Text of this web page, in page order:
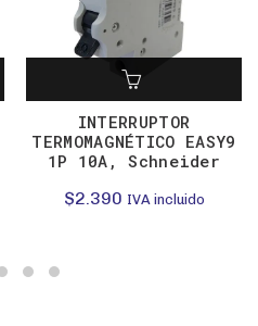
INTERRUPTOR
TERMOMAGNÉTICO EASY9
1P 10A, Schneider
$2.390 IVA incluido